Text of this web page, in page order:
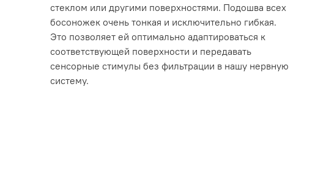
стеклом или другими поверхностями. Подошва всех
босоножек очень тонкая и исключительно гибкая.
Это позволяет ей оптимально адаптироваться к
соответствующей поверхности и передавать
сенсорные стимулы без фильтрации в нашу нервную
систему.